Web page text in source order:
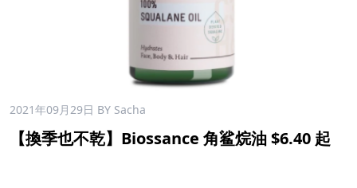
2021年09月29日 BY Sacha
【換季也不乾】Biossance 角鲨烷油 $6.40 起